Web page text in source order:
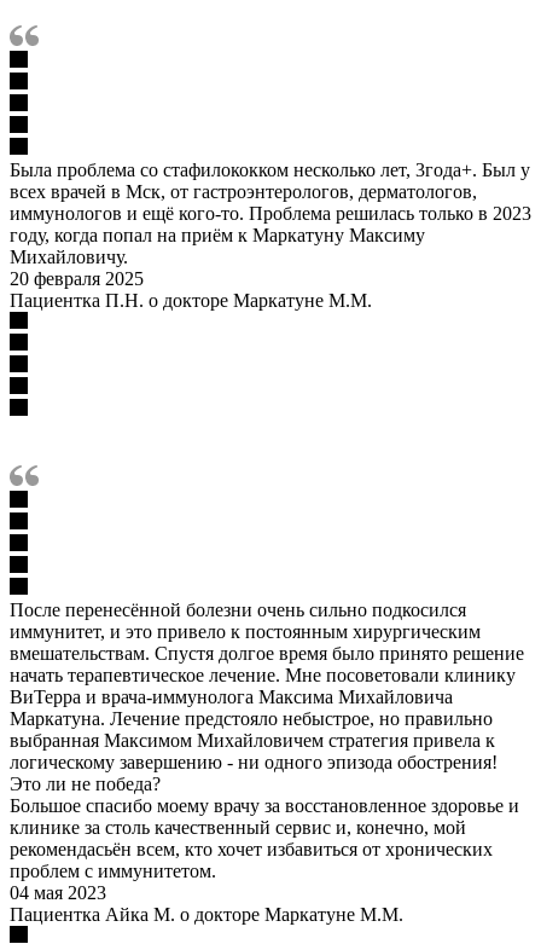
Была проблема со стафилококком несколько лет, 3года+. Был у
всех врачей в Мск, от гастроэнтерологов, дерматологов,
иммунологов и ещё кого-то. Проблема решилась только в 2023
году, когда попал на приём к Маркатуну Максиму
Михайловичу.
20 февраля 2025
Пациентка П.Н. о докторе Маркатуне М.М.
После перенесённой болезни очень сильно подкосился
иммунитет, и это привело к постоянным хирургическим
вмешательствам. Спустя долгое время было принято решение
начать терапевтическое лечение. Мне посоветовали клинику
ВиТерра и врача-иммунолога Максима Михайловича
Маркатуна. Лечение предстояло небыстрое, но правильно
выбранная Максимом Михайловичем стратегия привела к
логическому завершению - ни одного эпизода обострения!
Это ли не победа?
Большое спасибо моему врачу за восстановленное здоровье и
клинике за столь качественный сервис и, конечно, мой
рекомендасьён всем, кто хочет избавиться от хронических
проблем с иммунитетом.
04 мая 2023
Пациентка Айка М. о докторе Маркатуне М.М.